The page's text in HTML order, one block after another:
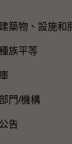
築物、設施和
族平等
門/機構
告